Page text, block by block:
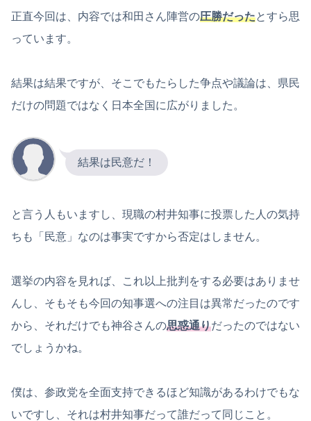
正直今回は、内容では和田さん陣営の圧勝だったとすら思
っています。
結果は結果ですが、そこでもたらした争点や議論は、県民
だけの問題ではなく日本全国に広がりました。
結果は民意だ！
と言う人もいますし、現職の村井知事に投票した人の気持
ちも「民意」なのは事実ですから否定はしません。
選挙の内容を見れば、これ以上批判をする必要はありませ
んし、そもそも今回の知事選への注目は異常だったのです
から、それだけでも神谷さんの思惑通りだったのではない
でしょうかね。
僕は、参政党を全面支持できるほど知識があるわけでもな
いですし、それは村井知事だって誰だって同じこと。